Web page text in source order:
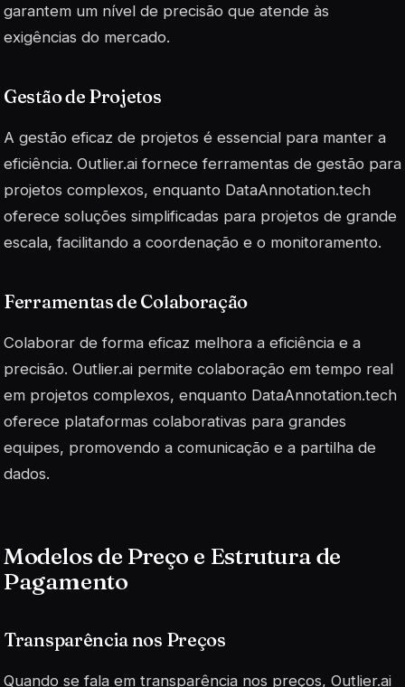
garantem um nível de precisão que atende às
exigências do mercado.
Gestão de Projetos
A gestão eficaz de projetos é essencial para manter a
eficiência. Outlier.ai fornece ferramentas de gestão para
projetos complexos, enquanto DataAnnotation.tech
oferece soluções simplificadas para projetos de grande
escala, facilitando a coordenação e o monitoramento.
Ferramentas de Colaboração
Colaborar de forma eficaz melhora a eficiência e a
precisão. Outlier.ai permite colaboração em tempo real
em projetos complexos, enquanto DataAnnotation.tech
oferece plataformas colaborativas para grandes
equipes, promovendo a comunicação e a partilha de
dados.
Modelos de Preço e Estrutura de
Pagamento
Transparência nos Preços
Quando se fala em transparência nos preços, Outlier.ai